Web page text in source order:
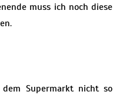
muss ich noch diese
Supermarkt nicht so